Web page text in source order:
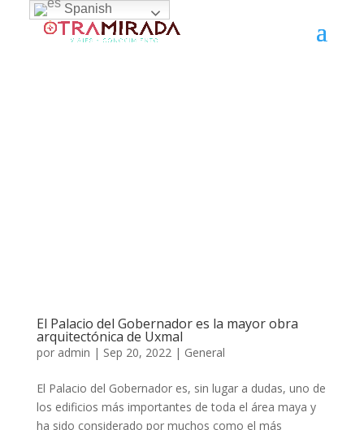
El Palacio del Gobernador es la mayor obra
arquitectónica de Uxmal
por admin | Sep 20, 2022| General
El Palacio del Gobernador es, sin lugar a dudas, uno de
los edificios más importantes de toda el área maya y
ha sido considerado por muchos como el más
Spanish